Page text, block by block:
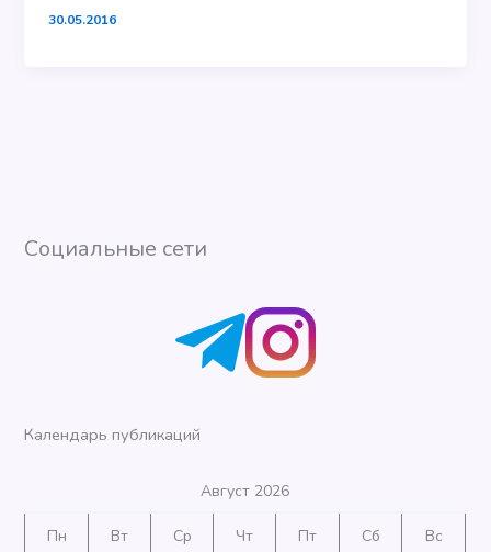
30.05.2016
Социальные сети
Календарь публикаций
Август 2026
Пн Вт Ср Чт Пт Сб Вс